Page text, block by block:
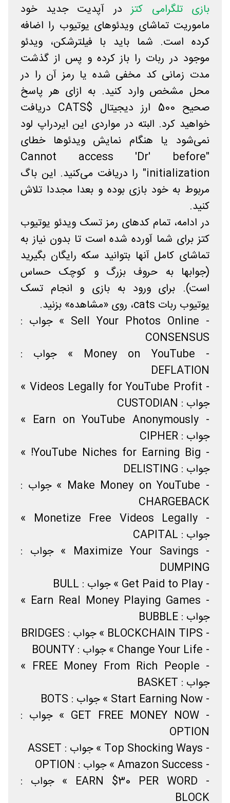
بازی تلگرامی کتزدر آپدیت جدید خود
ماموریت تماشای ویدئوهای یوتیوب را اضافه
کرده است. شما باید با فیلترشکن، ویدئو
موجود در ربات را باز کرده و پس از گذشت
مدت زمانی کد مخفی شده یا رمز آن را در
محل مشخص وارد کنید. به ازای هر پاسخ
صحیح 500 ارز دیجیتال $CATS دریافت
خواهید کرد. البته در مواردی این ایردراپ لود
نمی‌شود یا هنگام نمایش ویدئوها خطای
"Cannot access 'Dr' before
initialization" را دریافت می‌کنید. این باگ
مربوط به خود بازی بوده و بعدا مجددا تلاش
کنید.
در ادامه، تمام کدهای رمز تسک ویدئو یوتیوب
کتز برای شما آورده شده است تا بدون نیاز به
تماشای کامل آنها بتوانید سکه رایگان بگیرید
(جوابها به حروف بزرگ و کوچک حساس
است). برای ورود به بازی و انجام تسک
یوتیوب ربات cats، روی «مشاهده» بزنید.
- Sell Your Photos Online » جواب :
CONSENSUS
- Money on YouTube » جواب :
DEFLATION
- Videos Legally for YouTube Profit »
جواب : CUSTODIAN
- Earn on YouTube Anonymously »
جواب : CIPHER
- YouTube Niches for Earning Big! »
جواب : DELISTING
- Make Money on YouTube » جواب :
CHARGEBACK
- Monetize Free Videos Legally »
جواب : CAPITAL
- Maximize Your Savings » جواب :
DUMPING
- Get Paid to Play » جواب : BULL
- Earn Real Money Playing Games »
جواب : BUBBLE
- BLOCKCHAIN TIPS » جواب : BRIDGES
- Change Your Life » جواب : BOUNTY
- FREE Money From Rich People »
جواب : BASKET
- Start Earning Now » جواب : BOTS
- GET FREE MONEY NOW » جواب :
OPTION
- Top Shocking Ways » جواب : ASSET
- Amazon Success » جواب : OPTION
- EARN $30 PER WORD » جواب :
BLOCK